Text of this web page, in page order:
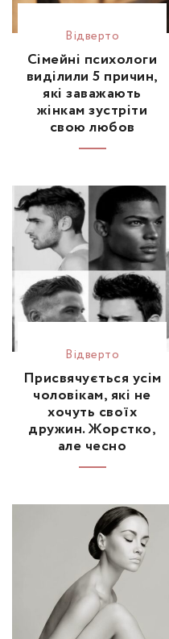
Відвертo
Сімейні психологи
виділили 5 причин,
які заважають
жінкам зустріти
свою любов
Відвертo
Присвячується усім
чоловікам, які не
хочуть своїх
дружин. Жорстко,
але чесно